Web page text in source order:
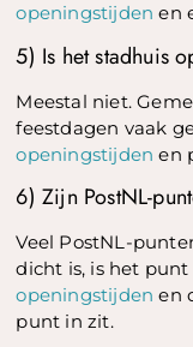
openingstijden en
5) Is het stadhuis
Meestal niet.
feestdagen vaak
openingstijden en
6) Zijn PostNL-
Veel PostNL-
dicht is, is het
openingstijden en
punt in zit.